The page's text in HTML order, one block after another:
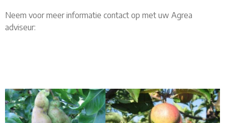
Neem voor meer informatie contact op met uw Agrea
adviseur: